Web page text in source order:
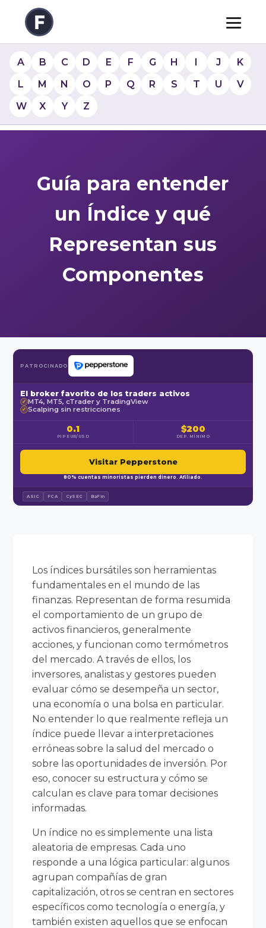
A B C D E F G H I J
K
L
M N O P Q R S T U
V
W
X Y Z
Guía para entender
un Índice y qué
Representan sus
Componentes
PATROCINADO
El broker favorito de los traders activos
✓ MT4, MT5, cTrader y TradingView
✓ Scalping sin restricciones
0.1
PIP EUR/USD
$200
DEP. MÍNIMO
Visitar Pepperstone
80% cuentas minoristas pierden dinero. Afiliado.
ASIC FCA CySEC BaFin
Los índices bursátiles son herramientas
fundamentales en el mundo de las
finanzas. Representan de forma resumida
el comportamiento de un grupo de
activos financieros, generalmente
acciones, y funcionan como termómetros
del mercado. A través de ellos, los
inversores, analistas y gestores pueden
evaluar cómo se desempeña un sector,
una economía o una bolsa en particular.
No entender lo que realmente refleja un
índice puede llevar a interpretaciones
erróneas sobre la salud del mercado o
sobre las oportunidades de inversión. Por
eso, conocer su estructura y cómo se
calculan es clave para tomar decisiones
informadas.
Un índice no es simplemente una lista
aleatoria de empresas. Cada uno
responde a una lógica particular: algunos
agrupan compañías de gran
capitalización, otros se centran en sectores
específicos como tecnología o energía, y
también existen aquellos que se enfocan